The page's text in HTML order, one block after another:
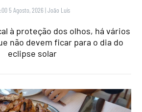
5 Agosto, 2026 |João Luís
à proteção dos olhos, há vários
não devem ficar para o dia do
eclipse solar